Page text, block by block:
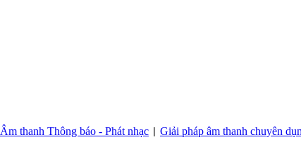
Âm thanh Thông báo - Phát nhạc Giải pháp âm thanh chuyên